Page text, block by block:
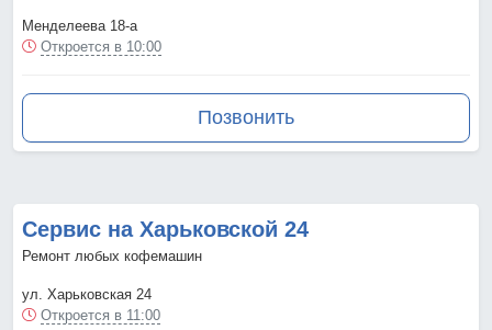
Менделеева 18-а
Откроется в 10:00
Позвонить
Сервис на Харьковской 24
Ремонт любых кофемашин
ул. Харьковская 24
Откроется в 11:00